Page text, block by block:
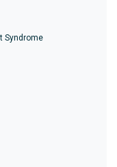
Syndrome